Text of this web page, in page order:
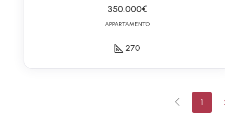
350.000€
APPARTAMENTO
270
1